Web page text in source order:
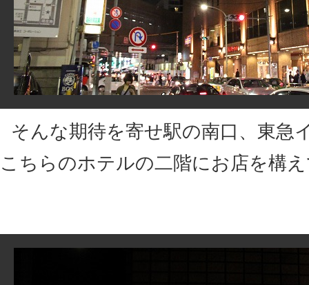
そんな期待を寄せ駅の南口、東急
こちらのホテルの二階にお店を構